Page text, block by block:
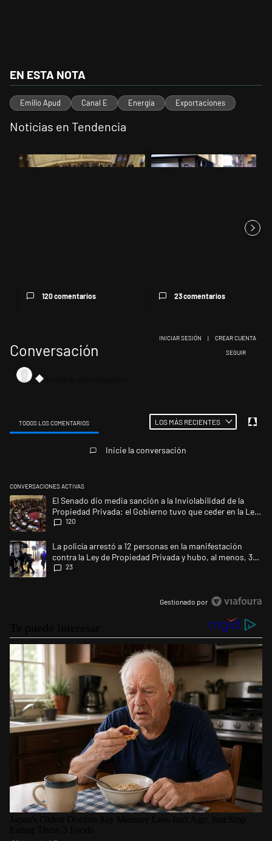
EN ESTA NOTA
Emilio Apud Canal E Energía Exportaciones
Noticias en Tendencia
Un artículo de tendencia con el título "El Senado dio media sanción
120 comentarios
Un artículo de tendencia con el
23 comentarios
Conversación SIGA ESTA
SEGUIR
INICIAR SESIÓN | CREAR CUENTA
TODOS LOS COMENTARIOS LOS MÁS RECIENTES
Inicie la conversación
CONVERSACIONES ACTIVAS
Este listado muestra los artículos con más comentarios en los últimos
Un artículo de tendencia con el título "El Senado dio media sanción a
El Senado dio media sanción a la Inviolabilidad de la
Propiedad Privada: el Gobierno tuvo que ceder en la Ley
del Manejo del Fuego
120
Un artículo de tendencia con el título "La policía arrestó a 12
La policía arrestó a 12 personas en la manifestación
contra la Ley de Propiedad Privada y hubo, al menos, 3
agentes heridos
23
Gestionado por